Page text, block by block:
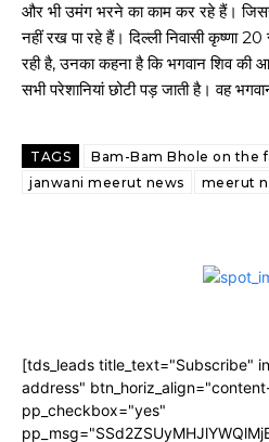
और भी उमंग भरने का काम कर रहे हैं।
नहीं रख पा रहे हैं। दिल्ली निवासी कृष्णा
रही है, उनका कहना है कि भगवान शिव की
सभी परेशानियां छोटी पड़ जाती है। वह
TAGS
Bam-Bam Bhole on the
janwani meerut news
meerut
[tds_leads title_text="Subscribe"
address"
pp_checkbox="yes"